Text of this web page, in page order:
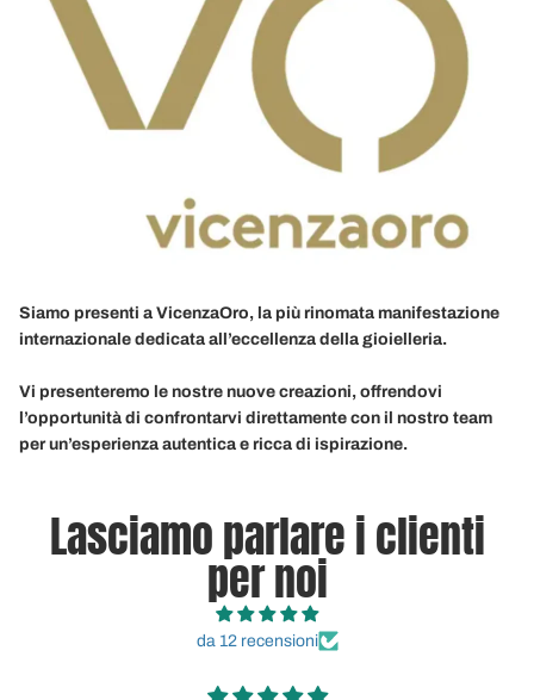
Siamo presenti a VicenzaOro, la più rinomata manifestazione
internazionale dedicata all’eccellenza della gioielleria.
Vi presenteremo le nostre nuove creazioni, offrendovi
l’opportunità di confrontarvi direttamente con il nostro team
per un’esperienza autentica e ricca di ispirazione.
Lasciamo parlare i clienti
per noi
da 12 recensioni